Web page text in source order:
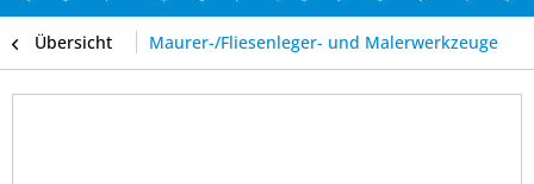
Übersicht Maurer-/Fliesenleger- und Malerwerkzeuge